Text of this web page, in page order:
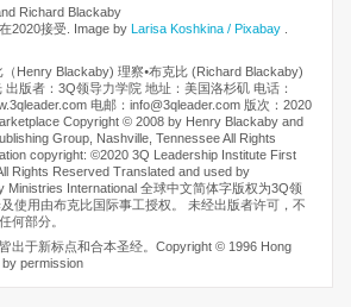
Richard Blackaby
2020接受. Image by
Larisa Koshkina / Pixabay
Henry Blackaby) 理察⦁布克比 (Richard Blackaby)
版者：3Q领导力学院 地址：美国洛杉矶 电话：
电邮：info@3qleader.com 版次：2020
Copyright © 2008 by Henry Blackaby and
Group, Nashville, Tennessee All Rights
copyright: ©2020 3Q Leadership Institute First
Rights Reserved Translated and used by
Ministries International 全球中文简体字版权为3Q领
使用由布克比国际事工授权。 未经出版者许可，不
何部分。
出于新标点和合本圣经。Copyright © 1996 Hong
by permission